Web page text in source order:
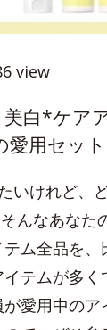
view
美白*ケア
愛用セット
いけれど、
んなあなた
ム全品を
テムが多
愛用中の